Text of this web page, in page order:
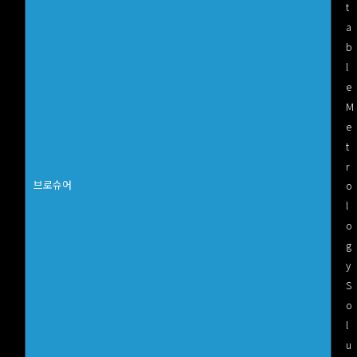
브로슈어
t
a
b
l
e
M
e
t
r
o
l
o
g
y
S
o
l
u